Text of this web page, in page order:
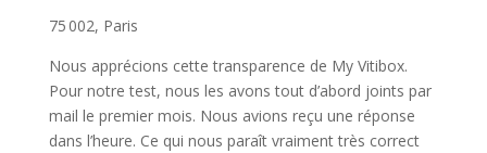
75 002, Paris
Nous apprécions cette transparence de My Vitibox.
Pour notre test, nous les avons tout d’abord joints par
mail le premier mois. Nous avions reçu une réponse
dans l’heure. Ce qui nous paraît vraiment très correct